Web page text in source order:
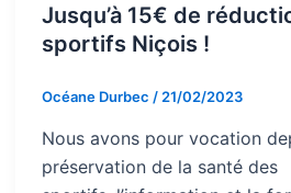
Jusqu’à 15€ de
sportifs Niçois !
Océane Durbec / 21/02/2023
Nous avons pour vocation
préservation de la santé des